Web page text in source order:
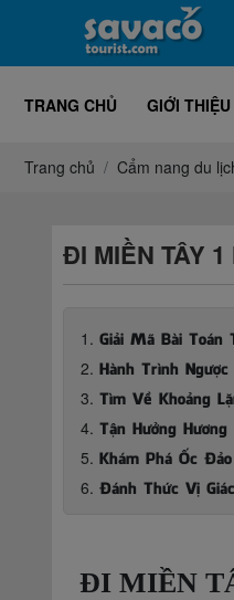
TRANG CHỦ GIỚI THIỆU
Trang chủ Cẩm nang du
ĐI MIỀN TÂY
Giải Mã Bài Toán
Hành Trình
Tìm Về Khoảng
Tận Hưởng
Khám Phá Ốc
Đánh Thức Vị
ĐI MIỀN